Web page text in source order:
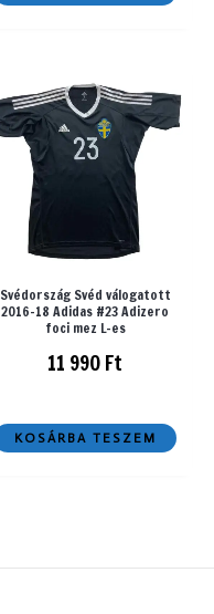
Svédország Svéd válogatott
2016-18 Adidas #23 Adizero
foci mez L-es
11 990Ft
KOSÁRBA TESZEM